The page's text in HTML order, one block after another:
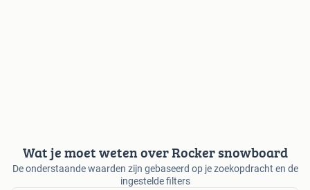
Wat je moet weten over Rocker snowboard
De onderstaande waarden zijn gebaseerd op je zoekopdracht en de
ingestelde filters